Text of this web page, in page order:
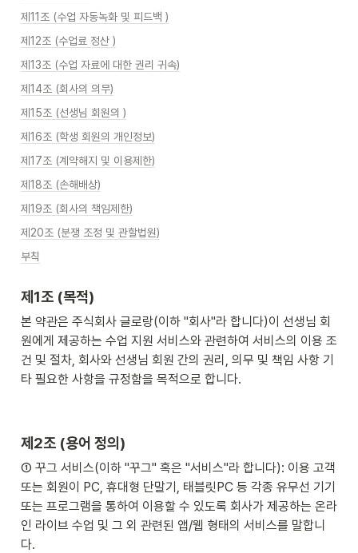
제11조 (수업 자동녹화 및 피드백 )
제12조 (수업료 정산 )
제13조 (수업 자료에 대한 권리 귀속)
제14조 (회사의 의무)
제15조 (선생님 회원의 )
제16조 (학생 회원의 개인정보)
제17조 (계약해지 및 이용제한)
제18조 (손해배상)
제19조 (회사의 책임제한)
제20조 (분쟁 조정 및 관할법원)
부칙
제1조 (목적)
본 약관은 주식회사 글로랑(이하 "회사"라 합니다)이 선생님 회
원에게 제공하는 수업 지원 서비스와 관련하여 서비스의 이용 조
건 및 절차, 회사와 선생님 회원 간의 권리, 의무 및 책임 사항 기
타 필요한 사항을 규정함을 목적으로 합니다.
제2조 (용어 정의)
① 꾸그 서비스(이하 "꾸그" 혹은 "서비스"라 합니다): 이용 고객
또는 회원이 PC, 휴대형 단말기, 태블릿PC 등 각종 유무선 기기
또는 프로그램을 통하여 이용할 수 있도록 회사가 제공하는 온라
인 라이브 수업 및 그 외 관련된 앱/웹 형태의 서비스를 말합니
다.